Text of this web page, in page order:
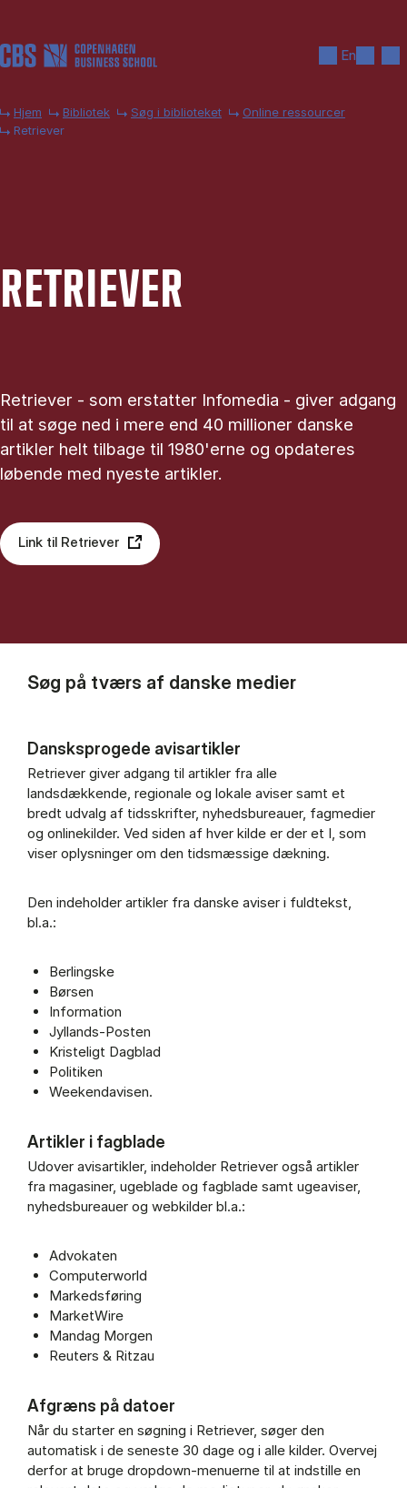
En
Hjem Bibliotek Søg i biblioteket
Online ressourcer
Retriever
RE­TRI­E­VER
Retriever - som erstatter Infomedia - giver adgang
til at søge ned i mere end 40 millioner danske
artikler helt tilbage til 1980'erne og opdateres
løbende med nyeste artikler.
Link til Retriever
Søg på tværs af danske medier
Dansksprogede avisartikler
Retriever giver adgang til artikler fra alle
landsdækkende, regionale og lokale aviser samt et
bredt udvalg af tidsskrifter, nyhedsbureauer, fagmedier
og onlinekilder. Ved siden af hver kilde er der et I, som
viser oplysninger om den tidsmæssige dækning.
Den indeholder artikler fra danske aviser i fuldtekst,
bl.a.:
Berlingske
Børsen
Information
Jyllands-Posten
Kristeligt Dagblad
Politiken
Weekendavisen.
Artikler i fagblade
Udover avisartikler, indeholder Retriever også artikler
fra magasiner, ugeblade og fagblade samt ugeaviser,
nyhedsbureauer og webkilder bl.a.:
Advokaten
Computerworld
Markedsføring
MarketWire
Mandag Morgen
Reuters & Ritzau
Afgræns på datoer
Når du starter en søgning i Retriever, søger den
automatisk i de seneste 30 dage og i alle kilder. Overvej
derfor at bruge dropdown-menuerne til at indstille en